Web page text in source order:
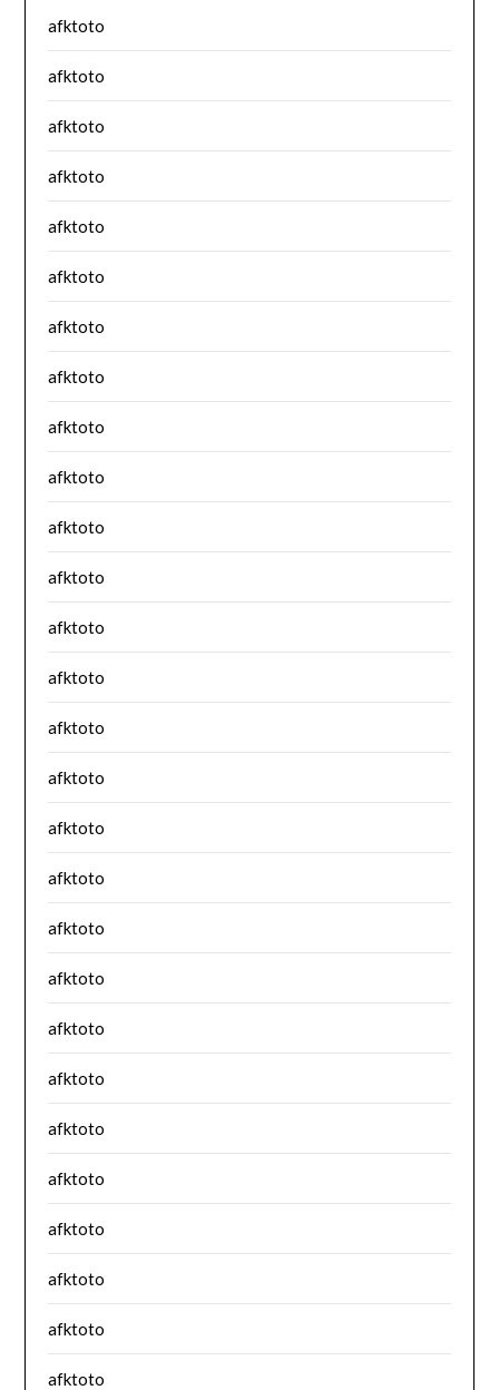
afktoto
afktoto
afktoto
afktoto
afktoto
afktoto
afktoto
afktoto
afktoto
afktoto
afktoto
afktoto
afktoto
afktoto
afktoto
afktoto
afktoto
afktoto
afktoto
afktoto
afktoto
afktoto
afktoto
afktoto
afktoto
afktoto
afktoto
afktoto